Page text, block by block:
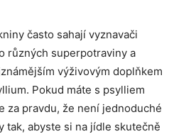
často sahají vyznavači
různých superpotraviny a
výživovým doplňkem
Pokud máte s psylliem
za pravdu, že není jednoduché
tak, abyste si na jídle skutečně